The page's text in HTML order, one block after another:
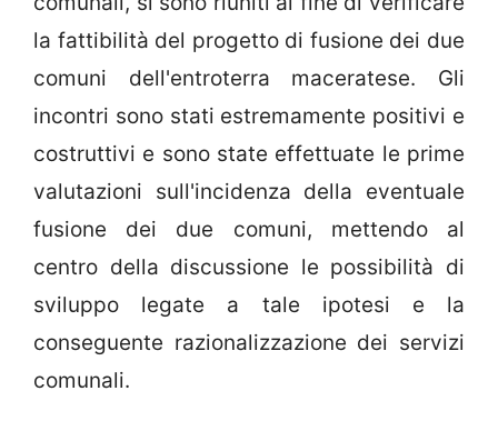
la fattibilità del progetto di fusione dei due
comuni dell'entroterra maceratese. Gli
incontri sono stati estremamente positivi e
costruttivi e sono state effettuate le prime
valutazioni sull'incidenza della eventuale
fusione dei due comuni, mettendo al
centro della discussione le possibilità di
sviluppo legate a tale ipotesi e la
conseguente razionalizzazione dei servizi
comunali.